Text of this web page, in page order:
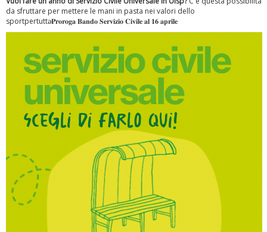
da sfruttare per mettere le mani in pasta nei valori dello
sportpertuttә. 𝐏𝐫𝐨𝐫𝐨𝐠𝐚 𝐁𝐚𝐧𝐝𝐨 𝐒𝐞𝐫𝐯𝐢𝐳𝐢𝐨 𝐂𝐢𝐯𝐢𝐥𝐞 𝐚𝐥 𝟏𝟔 𝐚𝐩𝐫𝐢𝐥𝐞